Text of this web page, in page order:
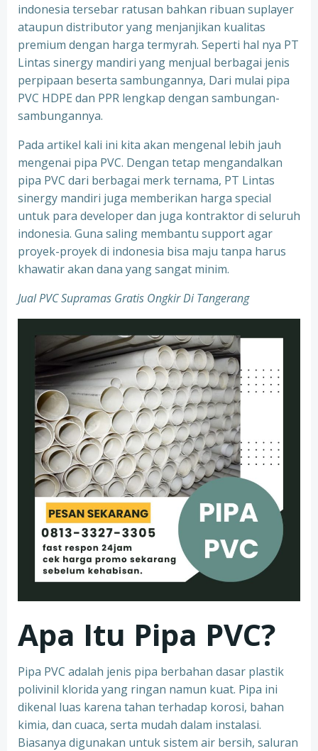
indonesia tersebar ratusan bahkan ribuan suplayer
ataupun distributor yang menjanjikan kualitas
premium dengan harga termyrah. Seperti hal nya PT
Lintas sinergy mandiri yang menjual berbagai jenis
perpipaan beserta sambungannya, Dari mulai pipa
PVC HDPE dan PPR lengkap dengan sambungan-
sambungannya.
Pada artikel kali ini kita akan mengenal lebih jauh
mengenai pipa PVC. Dengan tetap mengandalkan
pipa PVC dari berbagai merk ternama, PT Lintas
sinergy mandiri juga memberikan harga special
untuk para developer dan juga kontraktor di seluruh
indonesia. Guna saling membantu support agar
proyek-proyek di indonesia bisa maju tanpa harus
khawatir akan dana yang sangat minim.
Jual PVC Supramas Gratis Ongkir Di Tangerang
Apa Itu Pipa PVC?
Pipa PVC adalah jenis pipa berbahan dasar plastik
polivinil klorida yang ringan namun kuat. Pipa ini
dikenal luas karena tahan terhadap korosi, bahan
kimia, dan cuaca, serta mudah dalam instalasi.
Biasanya digunakan untuk sistem air bersih, saluran